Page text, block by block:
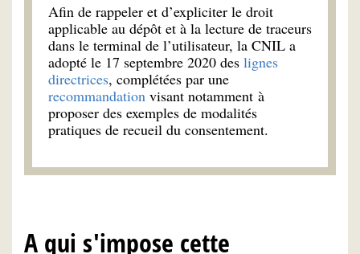
Afin de rappeler et d’expliciter le droit
applicable au dépôt et à la lecture de traceurs
dans le terminal de l’utilisateur, la CNIL a
adopté le 17 septembre 2020 des lignes
directrices, complétées par une
recommandation visant notamment à
proposer des exemples de modalités
pratiques de recueil du consentement.
A qui s'impose cette